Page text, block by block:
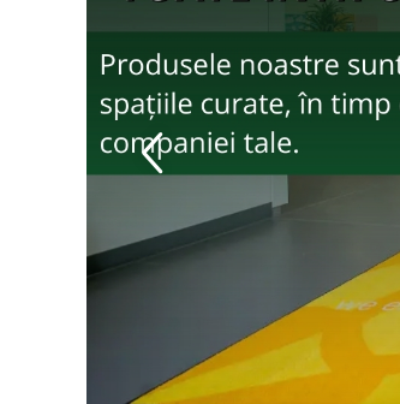
Covoare din aluminiu